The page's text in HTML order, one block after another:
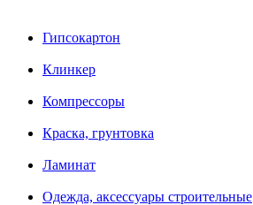
Гипсокартон
Клинкер
Компрессоры
Краска, грунтовка
Ламинат
Одежда, аксессуары строительные